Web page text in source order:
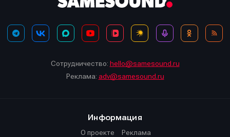
Сотрудничество: hello@samesound.ru
Реклама: adv@samesound.ru
Информация
О проекте
Реклама